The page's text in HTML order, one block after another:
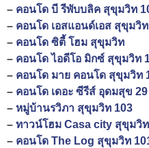
– คอนโด บี รีพับบลิค สุขุมวิท
– คอนโด เอสแอนด์เอส สุขุมวิ
– คอนโด ซิตี้ โฮม สุขุมวิท
– คอนโด ไอดีโอ มิกซ์ สุขุมวิท
– คอนโด มาย คอนโด สุขุมวิท
– คอนโด เดอะ ซีรีส์ อุดมสุข 29
– หมู่บ้านรวิภา สุขุมวิท 103
– ทาวน์โฮม Casa city สุขุมวิ
– คอนโด The Log สุขุมวิท